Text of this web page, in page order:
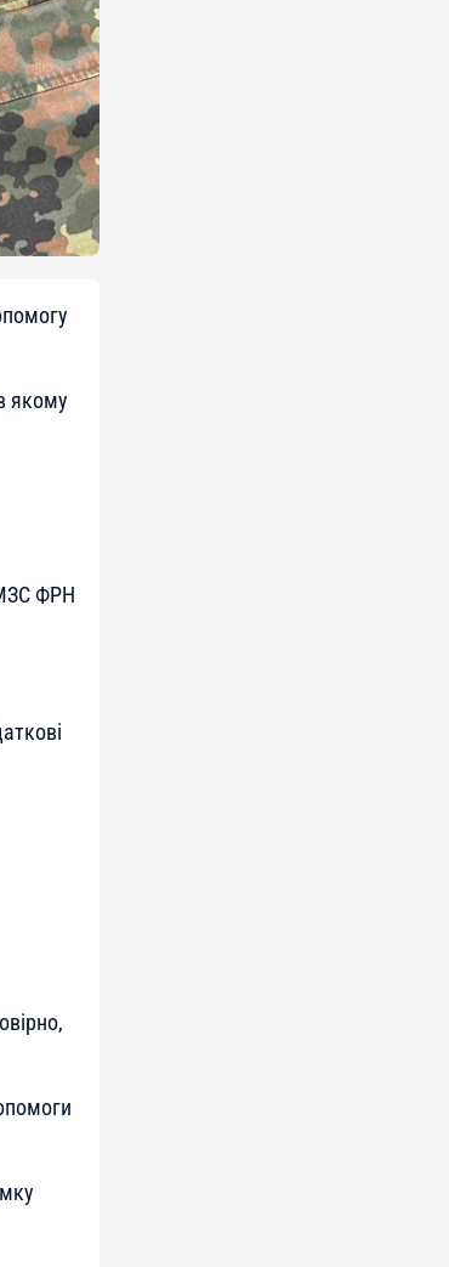
якому
ФРН